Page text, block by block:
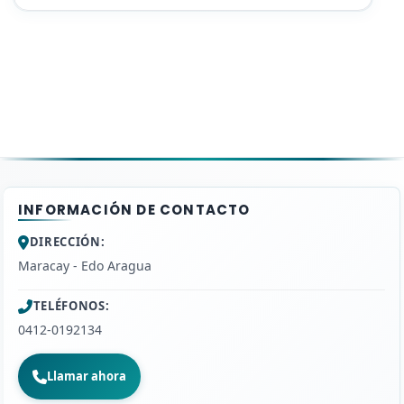
INFORMACIÓN DE CONTACTO
DIRECCIÓN:
Maracay - Edo Aragua
TELÉFONOS:
0412-0192134
Llamar ahora